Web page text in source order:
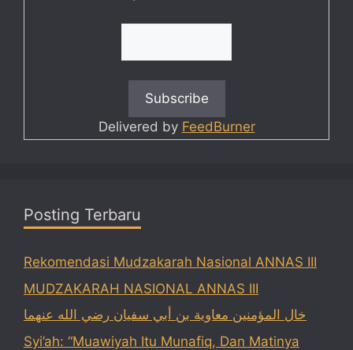
Delivered by FeedBurner
Posting Terbaru
Rekomendasi Mudzakarah Nasional ANNAS III
MUDZAKARAH NASIONAL ANNAS III
خال المؤمنين معاوية بن أبي سفيان رضي الله عنهما
Syi’ah: “Muawiyah Itu Munafiq, Dan Matinya